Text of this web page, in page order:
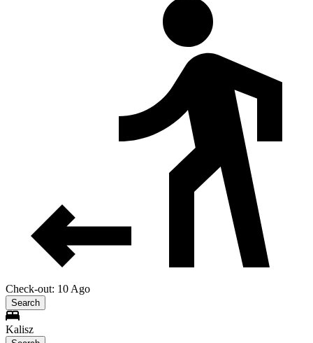
Check-out: 10 Ago
Search
Kalisz